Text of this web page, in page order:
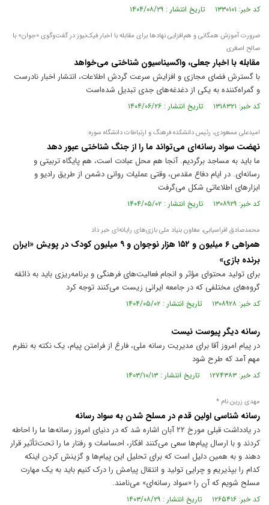
کد خبر: ۱۳۳۰۱۰۱ تاریخ انتشار : ۱۴۰۴/۰۸/۲۹
ضرورت آموزش همگانی و هم‌افزایی نهاد‌ها برای مقابله با اخبار فیک‌نیوز در گفت‌وگوی «جوان» با
صالح اصغری
مقابله با اخبار جعلی، واکسیناسیون شناختی می‌خواهد
با گسترش فضای مجازی و افزایش سرعت گردش اطلاعات، انتشار اخبار نادرست
و گمراه‌کننده به یکی از دغدغه‌های جدی تبدیل شده‌است
کد خبر: ۱۳۱۸۳۲۱ تاریخ انتشار : ۱۴۰۴/۰۶/۲۶
امیدعلی مسعودی، رئیس دانشکده فرهنگ و ارتباطات دانشگاه سوره:
نهضت سواد رسانه‌ای می‌تواند ما را از جنگ شناختی عبور دهد
ما باید به مساجد برگردیم. آنجا هم محل عبادت است، هم پایگاه تربیتی و
رسانه‌ای. در ایام دفاع مقدس، وقتی عملیات روانی دشمن از طریق رادیو و
ابزار‌های اطلاعاتی شکل می‌گرفت
کد خبر: ۱۳۰۸۹۲۹ تاریخ انتشار : ۱۴۰۴/۰۵/۰۲
محمد‌صادق افراسیابی، معاون بنیاد ملی بازی‌های رایانه‌ای خبر داد
همراهی ۶ میلیون و ۱۵۲ هزار نوجوان و ۹ میلیون کودک در پویش «ایران
برنده بازی»
برای تولید محتوای مؤثر و انجام فعالیت‌های فرهنگی و برنامه‌ریزی باید به ذائقه
گروه‌های مختلفی که در جامعه ایرانی زیست می‌کنند توجه کرد
کد خبر: ۱۳۰۸۹۲۸ تاریخ انتشار : ۱۴۰۴/۰۵/۰۲
رسانه دیگر پیوست نیست
در پیام امروز آقا برای مدیریت رسانه ملی، فارغ از فرامتن پیام، یک نکته به نظرم
مهم آمد که طرح شود
کد خبر: ۱۲۷۴۳۸۳ تاریخ انتشار : ۱۴۰۳/۱۰/۱۳
مهدی زرین نام *
رسانه شناسی اولین قدم در مسلح شدن به سواد رسانه
در یادداشت قبلی مورخ ۲۲ آبان اشاره شد که در دنیای امروز رسانه‌ها ما را احاطه
کردند و با ارسال پیام‌ها سعی می‌کنند افکار، احساسات و رفتار ما را تحت‌تأثیر قرار
دهند و به همین دلیل است که برای تحلیل این پیام‌ها و گزینش کردن اینکه
کدام را بپذیریم و چرایی تولید و انتقال پیامش را درک کنیم باید به یک مهارت
مسلح شویم که آن را «سواد رسانه‌ای» می‌نامند.
کد خبر: ۱۲۶۵۴۱۶ تاریخ انتشار : ۱۴۰۳/۰۸/۲۹